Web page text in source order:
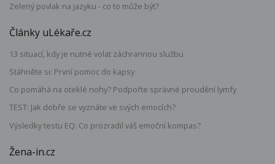
Zelený povlak na jazyku - co to může být?
Články uLékaře.cz
13 situací, kdy je nutné volat záchrannou službu
Stáhněte si: První pomoc do kapsy
Co pomáhá na oteklé nohy? Podpořte správné proudění lymfy
TEST: Jak dobře se vyznáte ve svých emocích?
Výsledky testu EQ: Co prozradil váš emoční kompas?
Žena-in.cz